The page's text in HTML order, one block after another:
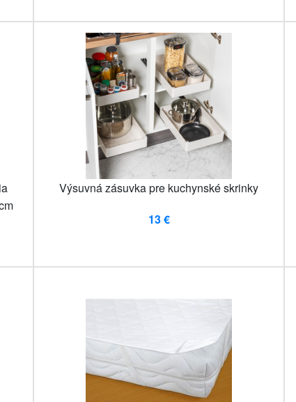
Výsuvná zásuvka pre kuchynské skrinky
13 €